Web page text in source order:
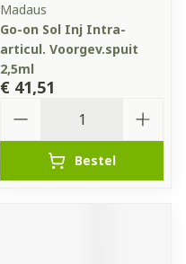
Madaus
Go-on Sol Inj Intra-
articul. Voorgev.spuit
2,5ml
€ 41,51
Bestel